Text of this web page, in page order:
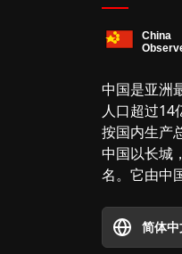
中国是亚洲
人口超过14
按国内生产
中国以长城
名。它由中
简体中